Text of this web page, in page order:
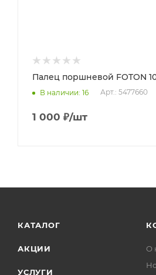
Палец поршневой FOTON
В наличии: 16 Арт.: 5477660
1 000 ₽/шт
КАТАЛОГ
АКЦИИ
УСЛУГИ
О